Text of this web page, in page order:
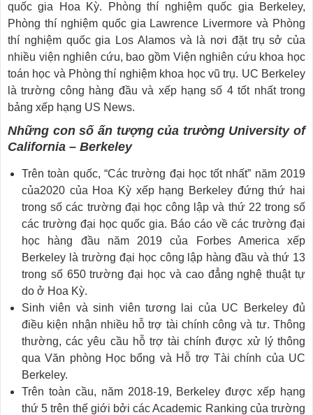
quốc gia Hoa Kỳ. Phòng thí nghiệm quốc gia Berkeley,
Phòng thí nghiệm quốc gia Lawrence Livermore và Phòng
thí nghiệm quốc gia Los Alamos và là nơi đặt trụ sở của
nhiều viện nghiên cứu, bao gồm Viện nghiên cứu khoa học
toán học và Phòng thí nghiệm khoa học vũ trụ. UC Berkeley
là trường công hàng đầu và xếp hạng số 4 tốt nhất trong
bảng xếp hạng US News.
Những con số ấn tượng của trường University of
California – Berkeley
Trên toàn quốc, “Các trường đại học tốt nhất” năm 2019
của2020 của Hoa Kỳ xếp hạng Berkeley đứng thứ hai
trong số các trường đại học công lập và thứ 22 trong số
các trường đại học quốc gia. Báo cáo về các trường đại
học hàng đầu năm 2019 của Forbes America xếp
Berkeley là trường đại học công lập hàng đầu và thứ 13
trong số 650 trường đại học và cao đẳng nghệ thuật tự
do ở Hoa Kỳ.
Sinh viên và sinh viên tương lai của UC Berkeley đủ
điều kiện nhận nhiều hỗ trợ tài chính công và tư. Thông
thường, các yêu cầu hỗ trợ tài chính được xử lý thông
qua Văn phòng Học bổng và Hỗ trợ Tài chính của UC
Berkeley.
Trên toàn cầu, năm 2018-19, Berkeley được xếp hạng
thứ 5 trên thế giới bởi các Academic Ranking của trường